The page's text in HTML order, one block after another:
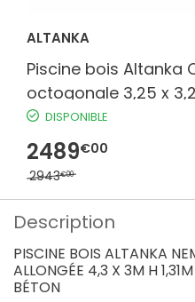
ALTANKA
Piscine bois Altanka
octogonale 3,25 x
liner bleu sans dalle
DISPONIBLE
2489€00
2943€00
Description
PISCINE BOIS ALTANKA
ALLONGÉE 4,3 X 3M H
BÉTON